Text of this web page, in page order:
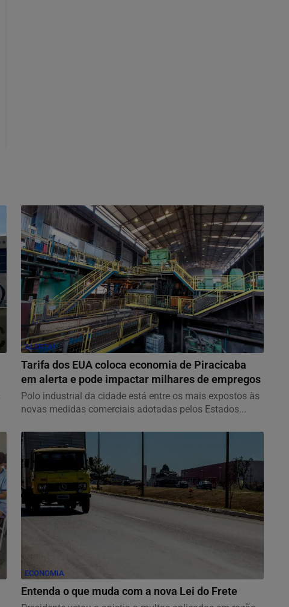
ALERTA!
Tarifa dos EUA coloca economia de Piracicaba
em alerta e pode impactar milhares de empregos
Polo industrial da cidade está entre os mais expostos às
novas medidas comerciais adotadas pelos Estados...
ECONOMIA
Entenda o que muda com a nova Lei do Frete